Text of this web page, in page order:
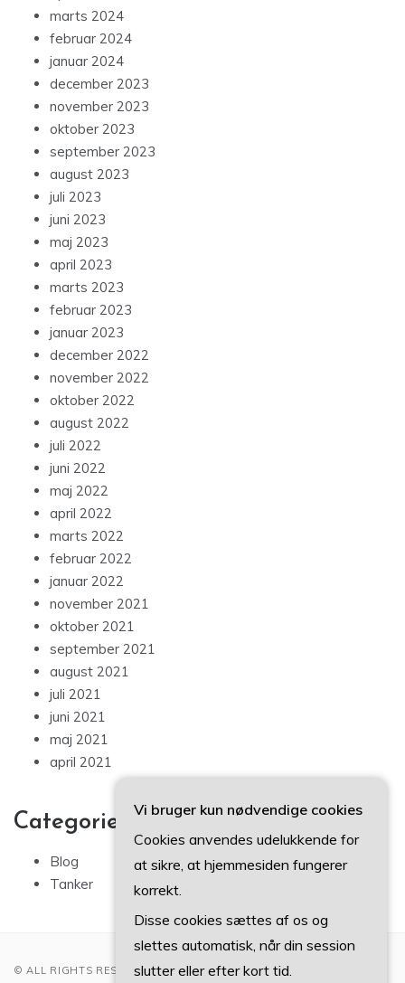
marts 2024
februar 2024
januar 2024
december 2023
november 2023
oktober 2023
september 2023
august 2023
juli 2023
juni 2023
maj 2023
april 2023
marts 2023
februar 2023
januar 2023
december 2022
november 2022
oktober 2022
august 2022
juli 2022
juni 2022
maj 2022
april 2022
marts 2022
februar 2022
januar 2022
november 2021
oktober 2021
september 2021
august 2021
juli 2021
juni 2021
maj 2021
april 2021
Categories
Blog
Tanker
© ALL RIGHTS RESERVED 2022
Vi bruger kun nødvendige cookies
Cookies anvendes udelukkende for
at sikre, at hjemmesiden fungerer
korrekt.
Disse cookies sættes af os og
slettes automatisk, når din session
slutter eller efter kort tid.